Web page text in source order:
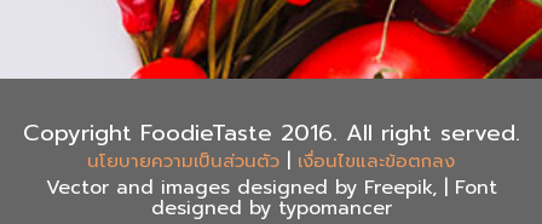
Copyright FoodieTaste 2016. All right served.
นโยบายความเป็นส่วนตัว | เงื่อนไขและข้อตกลง
Vector and images designed by Freepik, | Font
designed by typomancer